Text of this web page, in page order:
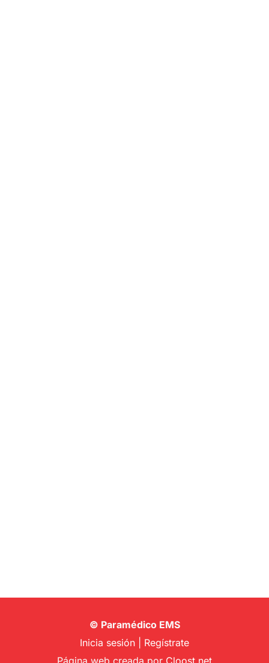
© Paramédico EMS
Inicia sesión
Regístrate
Página web creada por Cloost.net